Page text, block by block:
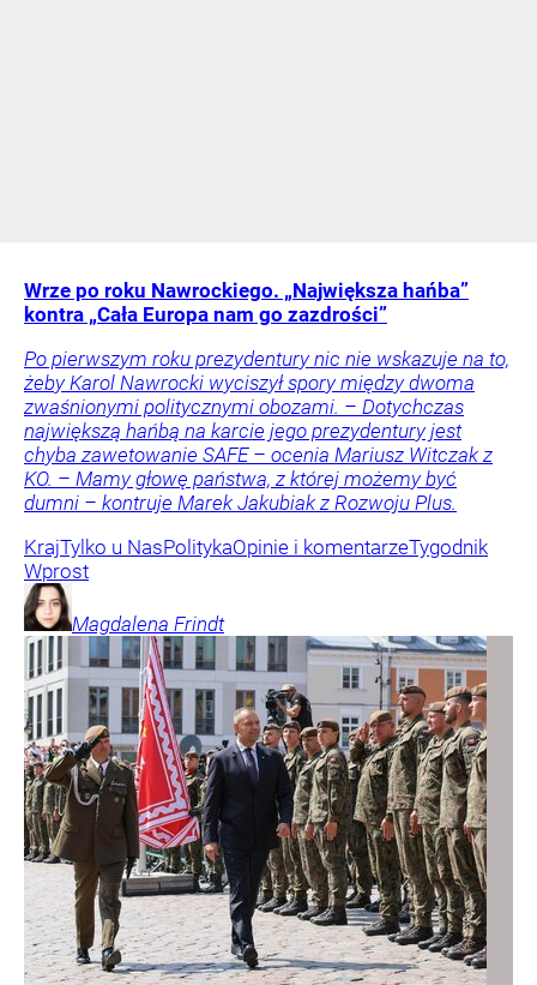
Wrze po roku Nawrockiego. „Największa hańba”
kontra „Cała Europa nam go zazdrości”
Po pierwszym roku prezydentury nic nie wskazuje na to,
żeby Karol Nawrocki wyciszył spory między dwoma
zwaśnionymi politycznymi obozami. – Dotychczas
największą hańbą na karcie jego prezydentury jest
chyba zawetowanie SAFE – ocenia Mariusz Witczak z
KO. – Mamy głowę państwa, z której możemy być
dumni – kontruje Marek Jakubiak z Rozwoju Plus.
KrajTylko u NasPolitykaOpinie i komentarzeTygodnik
Wprost
Magdalena Frindt